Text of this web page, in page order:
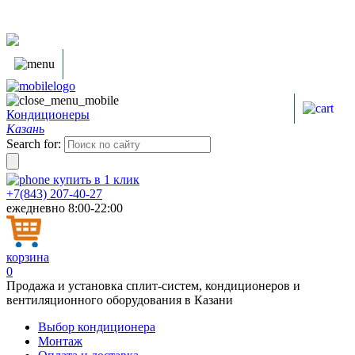
Кондиционеры
Казань
Search for:
купить в 1 клик
+7(843) 207-40-27
ежедневно 8:00-22:00
корзина
0
Продажа и установка сплит-систем, кондиционеров и
вентиляционного оборудования в Казани
Выбор кондиционера
Монтаж